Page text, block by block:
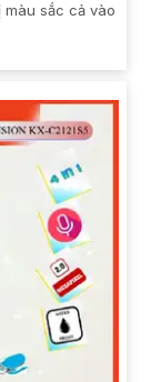
sắc cả vào